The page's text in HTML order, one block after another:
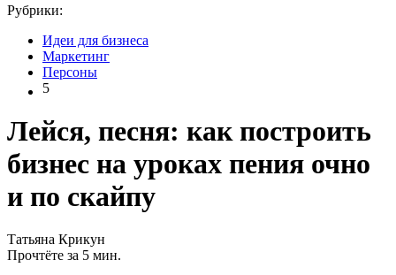
Рубрики:
Идеи для бизнеса
Маркетинг
Персоны
5
Лейся, песня: как построить
бизнес на уроках пения очно
и по скайпу
Татьяна Крикун
Прочтёте за 5 мин.